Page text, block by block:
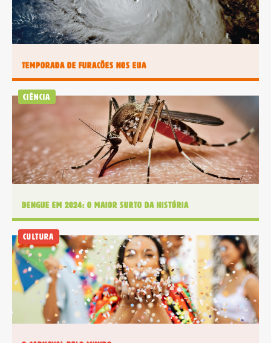
Temporada de furacões nos EUA
Ciência
Dengue em 2024: O maior surto da história
Cultura
Plano anual: R$ 180.00 ou 10x R$
18,00
Assinar Planeta Notícia
Já é assinante?Faça seu login
É um professor ou uma escola?Clique aqui